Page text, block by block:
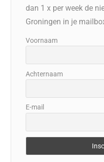
dan 1 x per week de
Groningen in je
Voornaam
Achternaam
E-mail